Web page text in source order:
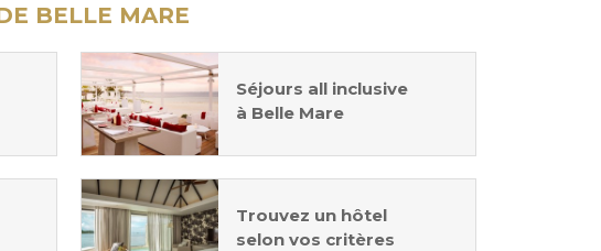
BELLE MARE
Séjours all inclusive
à Belle Mare
Trouvez un hôtel
selon vos critères